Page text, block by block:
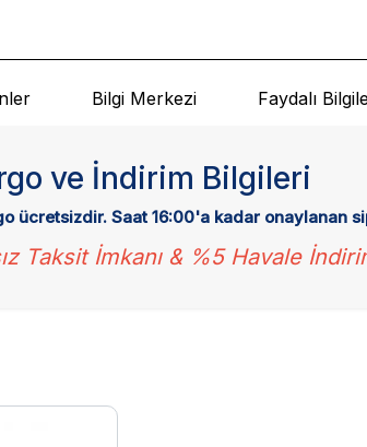
Bilgi Merkezi Faydalı
ve İndirim Bilgileri
ücretsizdir. Saat 16:00'a kadar onaylanan
Taksit İmkanı & %5 Havale